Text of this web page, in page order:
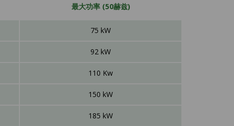
最大功率 (50赫兹)
75 kW
92 kW
110 Kw
150 kW
185 kW